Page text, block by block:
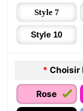
Style 7
Style 10
* Choisir
Rose